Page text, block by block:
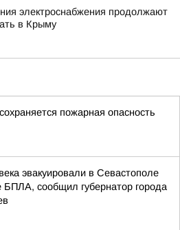
электроснабжения продолжают
в Крыму
пожарная опасность
эвакуировали в Севастополе
БПЛА, сообщил губернатор города